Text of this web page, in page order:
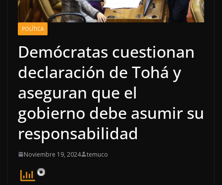
POLÍTICA
Demócratas cuestionan
declaración de Tohá y
aseguran que el
gobierno debe asumir su
responsabilidad
Noviembre 19, 2024 temuco